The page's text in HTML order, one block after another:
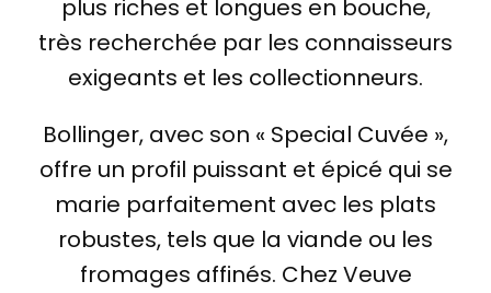
plus riches et longues en bouche,
très recherchée par les connaisseurs
exigeants et les collectionneurs.
Bollinger, avec son « Special Cuvée »,
offre un profil puissant et épicé qui se
marie parfaitement avec les plats
robustes, tels que la viande ou les
fromages affinés. Chez Veuve